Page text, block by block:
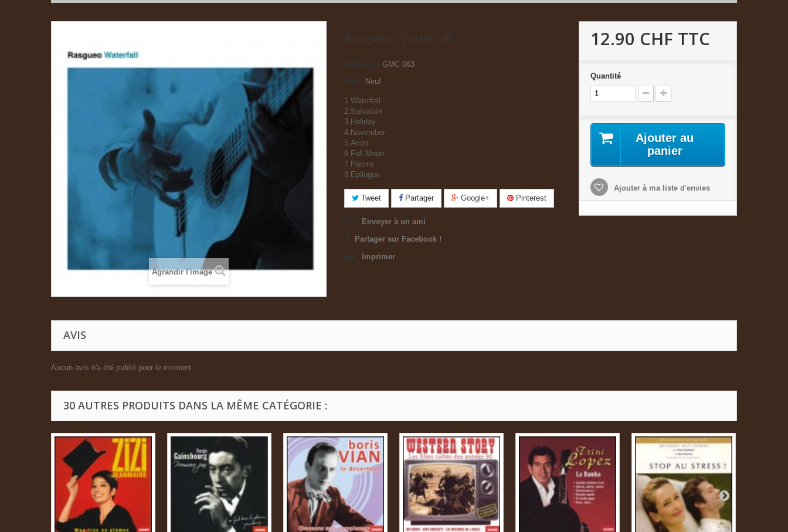
Agrandir l'image
Rasgueo - Waterfall
Référence
GMC 063
Neuf
1.Waterfall
2.Salvation
3.Holiday
4.November
5.Arion
6.Full Moon
7.Parinis
8.Epilogue
Tweet Partager Google+ Pinterest
Envoyer à un ami
Partager sur Facebook !
Imprimer
12.90 CHF TTC
Quantité
Ajouter au
panier
Ajouter à ma liste d'envies
AVIS
Aucun avis n'a été publié pour le moment.
30 AUTRES PRODUITS DANS LA MÊME CATÉGORIE :